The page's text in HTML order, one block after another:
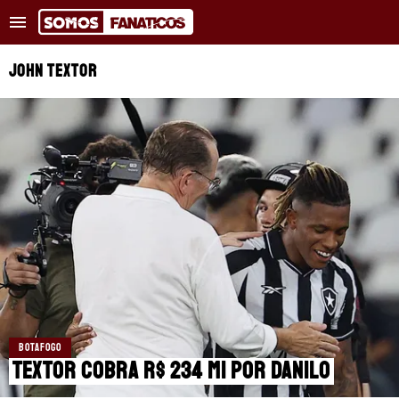
Tendências: Flamengo procura Alex Luna
NOTÍCIAS RECENTES
COPA DO MUNDO
TRANSFERÊNCIAS
REAL MADRID
BARCELONA
PSG
APOSTAS
JOHN TEXTOR
BOTAFOGO
Textor cobra R$ 234 mi por Danilo